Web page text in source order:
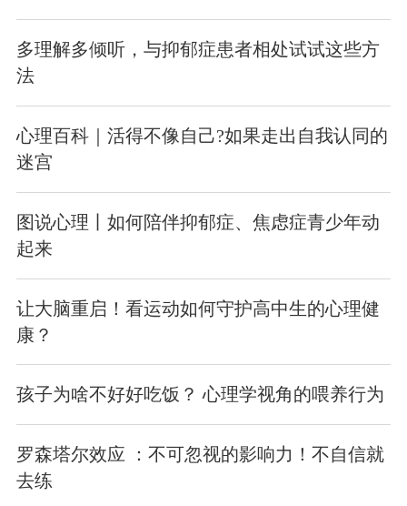
多理解多倾听，与抑郁症患者相处试试这些方
法
心理百科｜活得不像自己?如果走出自我认同的
迷宫
图说心理丨如何陪伴抑郁症、焦虑症青少年动
起来
让大脑重启！看运动如何守护高中生的心理健
康？
孩子为啥不好好吃饭？ 心理学视角的喂养行为
罗森塔尔效应 ：不可忽视的影响力！不自信就
去练